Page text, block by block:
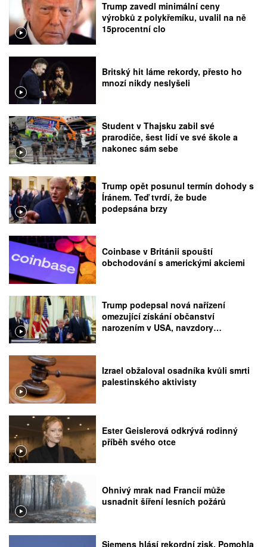
Trump zavedl minimální ceny
výrobků z polykřemíku, uvalil na ně
15procentní clo
Britský hit láme rekordy, přesto ho
mnozí nikdy neslyšeli
Student v Thajsku zabil své
prarodiče, šest lidí ve své škole a
nakonec sám sebe
Trump opět posunul termín dohody s
Íránem. Teď tvrdí, že bude
podepsána brzy
Coinbase v Británii spouští
obchodování s americkými akciemi
Trump podepsal nová nařízení
omezující získání občanství
narozením v USA, navzdory
Izrael obžaloval osadníka kvůli smrti
palestinského aktivisty
Ester Geislerová odkrývá rodinný
příběh svého otce
Ohnivý mrak nad Francií může
usnadnit šíření lesních požárů
Siemens hlásí rekordní zisk. Pomohla